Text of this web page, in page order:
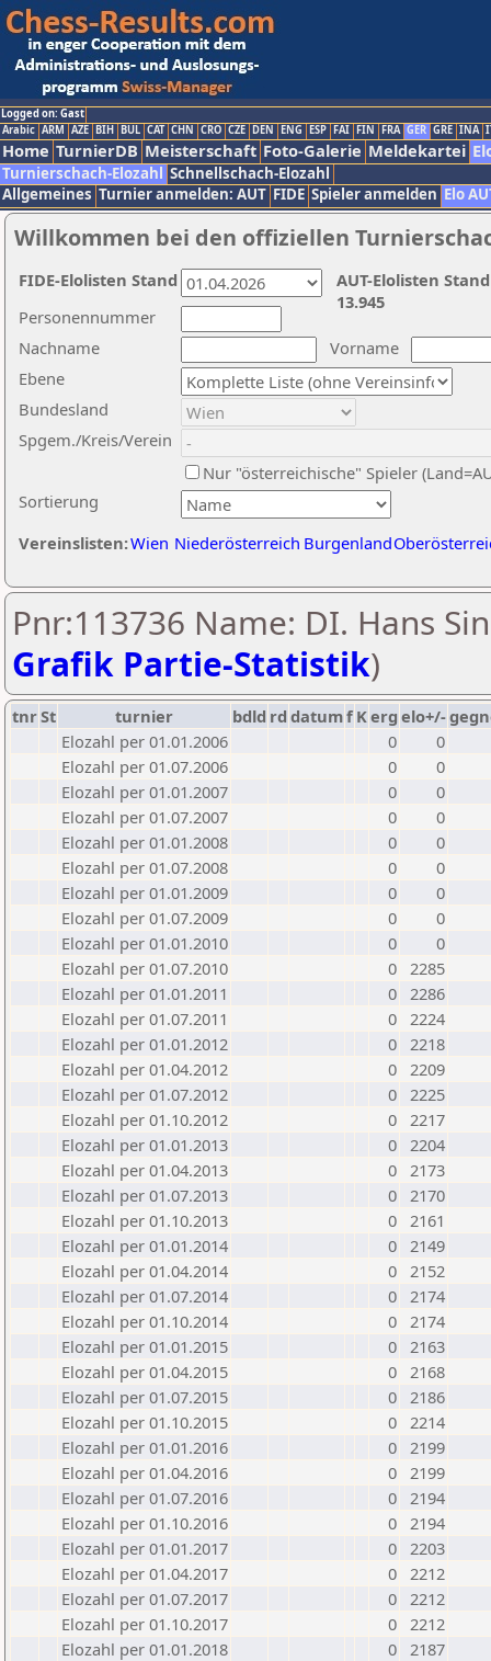
Logged on: Gast
Arabic ARM AZE BIH BUL CAT CHN CRO CZE DEN ENG ESP FAI FIN FRA GER GRE INA
Home TurnierDB Meisterschaft Foto-Galerie Meldekartei
Turnierschach-Elozahl Schnellschach-Elozahl
Allgemeines Turnier anmelden: AUT FIDE Spieler anmelden Elo
Willkommen bei den offiziellen
Nachname
Vorname
Ebene
Sortierung
Personennummer
Bundesland
Spgem./Kreis/Verein
Nur "österreichische" Spieler
Vereinslisten:Wien Niederösterreich Burgenland
AUT-Elolisten
13.945
FIDE-Elolisten Stand
Pnr:113736 Name: DI. Hans
Grafik Partie-Statistik)
tnrSt turnier bdld rd datumf Kerg elo+/-
Elozahl per 01.01.2006
0
0
Elozahl per 01.07.2006
0
0
Elozahl per 01.01.2007
0
0
Elozahl per 01.07.2007
0
0
Elozahl per 01.01.2008
0
0
Elozahl per 01.07.2008
0
0
Elozahl per 01.01.2009
0
0
Elozahl per 01.07.2009
0
0
Elozahl per 01.01.2010
0
0
Elozahl per 01.07.2010
0 2285
Elozahl per 01.01.2011
0 2286
Elozahl per 01.07.2011
0 2224
Elozahl per 01.01.2012
0 2218
Elozahl per 01.04.2012
0 2209
Elozahl per 01.07.2012
0 2225
Elozahl per 01.10.2012
0 2217
Elozahl per 01.01.2013
0 2204
Elozahl per 01.04.2013
0 2173
Elozahl per 01.07.2013
0 2170
Elozahl per 01.10.2013
0 2161
Elozahl per 01.01.2014
0 2149
Elozahl per 01.04.2014
0 2152
Elozahl per 01.07.2014
0 2174
Elozahl per 01.10.2014
0 2174
Elozahl per 01.01.2015
0 2163
Elozahl per 01.04.2015
0 2168
Elozahl per 01.07.2015
0 2186
Elozahl per 01.10.2015
0 2214
Elozahl per 01.01.2016
0 2199
Elozahl per 01.04.2016
0 2199
Elozahl per 01.07.2016
0 2194
Elozahl per 01.10.2016
0 2194
Elozahl per 01.01.2017
0 2203
Elozahl per 01.04.2017
0 2212
Elozahl per 01.07.2017
0 2212
Elozahl per 01.10.2017
0 2212
Elozahl per 01.01.2018
0 2187